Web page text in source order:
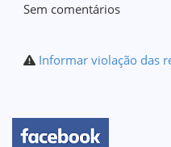
Sem comentários
Informar violação das